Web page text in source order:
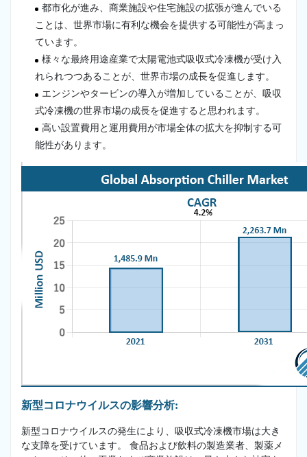
都市化が進み、商業施設や住宅施設の拡張が進んでいる
ことは、世界市場に有利な機会を提供する可能性が高まっ
ています。
様々な最終用途産業で太陽電池式吸収式冷凍機が受け入
れられつつあることが、世界市場の成長を促進します。
エンジンやタービンの導入が増加していることが、吸収
式冷凍機の世界市場の成長を促進すると思われます。
高い設置費用と運用費用が市場全体の拡大を抑制する可
能性があります。
新型コロナウイルスの影響分析:
新型コロナウイルスの発生により、吸収式冷凍機市場は大き
な支障を受けています。 食品および飲料の製造業者、製薬メ